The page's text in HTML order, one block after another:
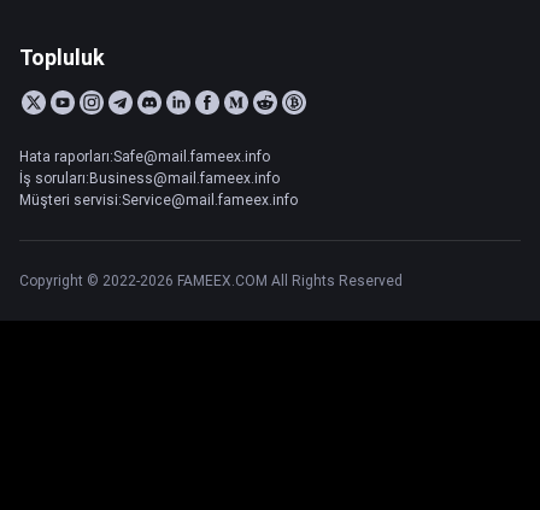
Topluluk
Hata raporları:Safe@mail.fameex.info
İş soruları:Business@mail.fameex.info
Müşteri servisi:Service@mail.fameex.info
Copyright © 2022-2026 FAMEEX.COM All Rights Reserved